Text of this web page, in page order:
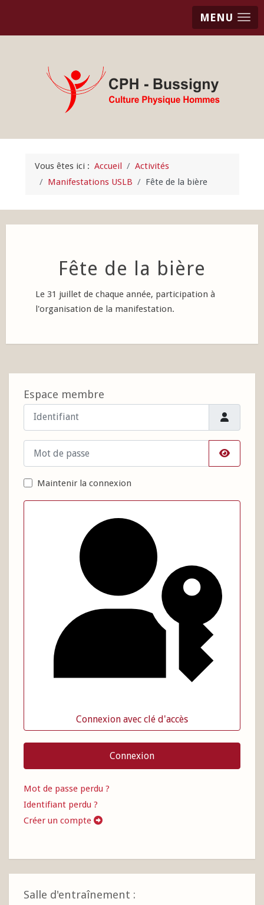
MENU
Vous êtes ici : Accueil
Activités
Manifestations USLB
Fête de la bière
Espace membre
Identifiant
Afficher
Maintenir la connexion
Connexion avec clé d'accès
Connexion
Mot de passe perdu ?
Identifiant perdu ?
Créer un compte
Salle d'entraînement :
Fête de la bière
Le 31 juillet de chaque année, participation à
l'organisation de la manifestation.